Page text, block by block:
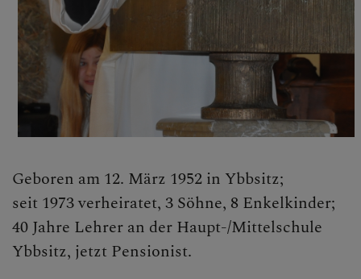
Pfarrgemeinderat u.
Pfarrkirchenrat
Blumenschmuckteam
Friedhofsverwaltung
Gruppen
Geschichte
Geboren am 12. März 1952 in Ybbsitz;
seit 1973 verheiratet, 3 Söhne, 8 Enkelkinder;
40 Jahre Lehrer an der Haupt-/Mittelschule
Ybbsitz, jetzt Pensionist.